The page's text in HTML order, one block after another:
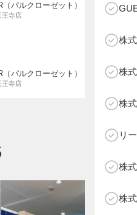
株
株
株
リ
株
株
パルクローゼット）
王寺店
パルクローゼット）
王寺店